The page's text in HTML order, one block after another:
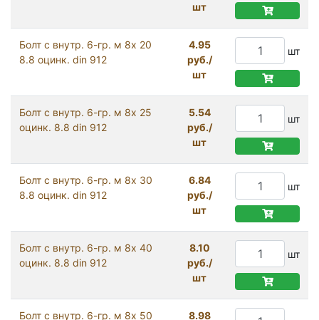
шт
Болт с внутр. 6-гр. м 8х 20
8.8 оцинк. din 912
4.95
руб./
шт
шт
Болт с внутр. 6-гр. м 8х 25
оцинк. 8.8 din 912
5.54
руб./
шт
шт
Болт с внутр. 6-гр. м 8х 30
8.8 оцинк. din 912
6.84
руб./
шт
шт
Болт с внутр. 6-гр. м 8х 40
оцинк. 8.8 din 912
8.10
руб./
шт
шт
Болт с внутр. 6-гр. м 8х 50 8.98